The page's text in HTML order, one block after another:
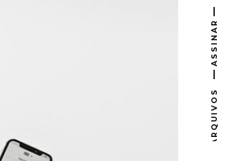
ASSINAR
ARQUIVOS